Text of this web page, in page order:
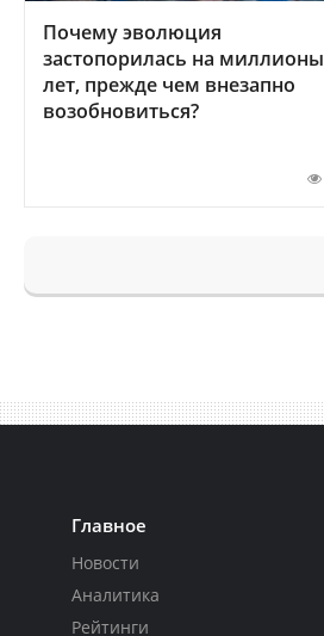
Почему эволюция
застопорилась на миллионы
лет, прежде чем внезапно
возобновиться?
Главное
Новости
Аналитика
Рейтинги